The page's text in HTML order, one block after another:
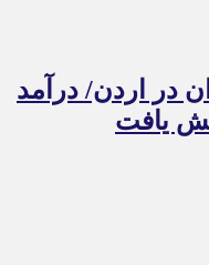
در اردن/ درآمد